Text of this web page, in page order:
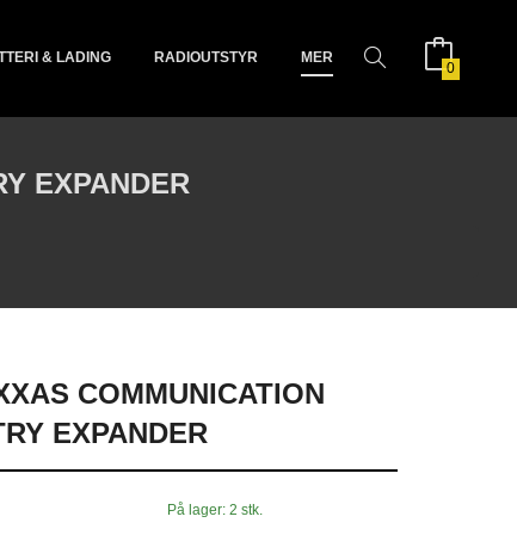
& LADING RADIOUTSTYR MER
0
EXPANDER
COMMUNICATION
EXPANDER
På lager: 2 stk.